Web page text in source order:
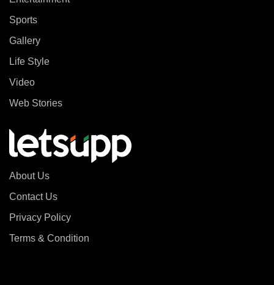
Sports
Gallery
Life Style
Video
Web Stories
About Us
Contact Us
Privacy Policy
Terms & Condition